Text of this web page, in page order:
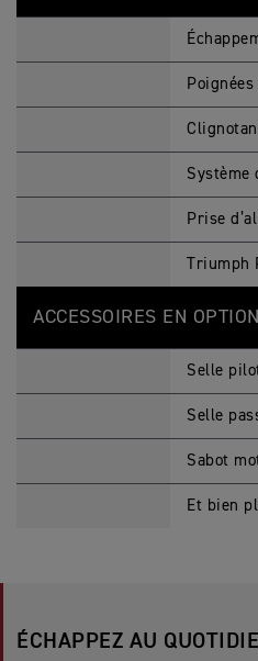
Système
Prise
ACCESSOIRES EN OPTION
Selle
Selle
Sabot
Et bien
ÉCHAPPEZ AU